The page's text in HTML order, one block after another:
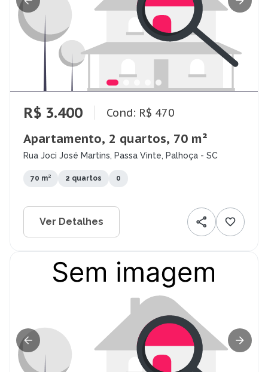
R$ 3.400 Cond: R$ 470
Apartamento, 2 quartos, 70 m²
Rua Joci José Martins, Passa Vinte, Palhoça - SC
70 m² 2 quartos 0
Ver Detalhes